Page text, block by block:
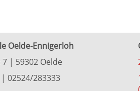
Oelde-Ennigerloh
| 59302 Oelde
| 02524/283333